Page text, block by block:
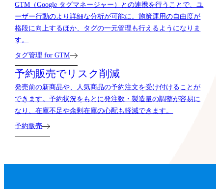
GTM（Google タグマネージャー）との連携を行うことで、ユ
ーザー行動のより詳細な分析が可能に。施策運用の自由度が
格段に向上するほか、タグの一元管理も行えるようになりま
す。
タグ管理 for GTM
予約販売でリスク削減
発売前の新商品や、人気商品の予約注文を受け付けることが
できます。予約状況をもとに発注数・製造量の調整が容易に
なり、在庫不足や余剰在庫の心配も軽減できます。
予約販売